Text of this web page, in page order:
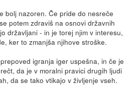
bolj nazoren. Če pride do nesreče
potem zdraviš na osnovi državnih
državljani - in je torej njim v interesu,
ker to zmanjša njihove stroške.
igranja iger uspešna, in če je
da je v moralni pravici drugih ljudi
da se tako vtikajo v življenje vseh.